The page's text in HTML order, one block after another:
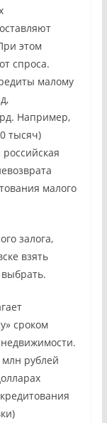
этом
спроса.
малому
Например,
тысяч)
российская
малого
залога,
взять
сроком
рублей